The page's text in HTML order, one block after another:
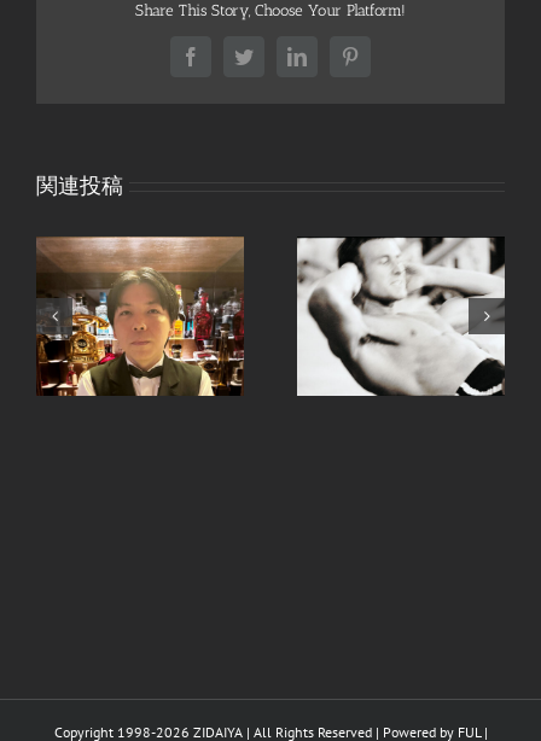
Share This Story, Choose Your Platform!
FacebookTwitterLinkedInPinterest
関連投稿
継続は力なり。
手ピカジェルととうも
ろこし
Copyright 1998-2026 ZIDAIYA | All Rights Reserved | Powered by FUL |